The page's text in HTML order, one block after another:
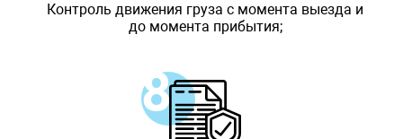
Контроль движения груза с момента выезда и
до момента прибытия;